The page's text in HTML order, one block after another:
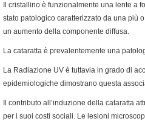
Il cristallino è funzionalmente una lente
stato patologico caratterizzato da una più
un aumento della componente diffusa.
La cataratta è prevalentemente una
La Radiazione UV è tuttavia in grado di
epidemiologiche dimostrano questa
Il contributo all’induzione della cataratta
per i suoi costi sociali. Le lesioni